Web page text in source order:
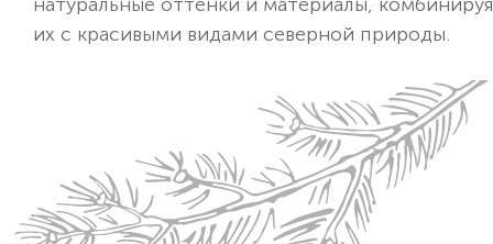
их с красивыми видами северной природы.